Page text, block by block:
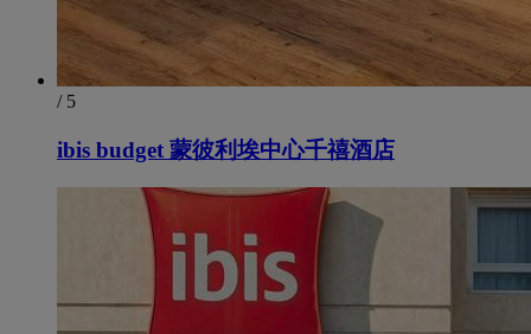
/ 5
ibis budget 蒙彼利埃中心千禧酒店